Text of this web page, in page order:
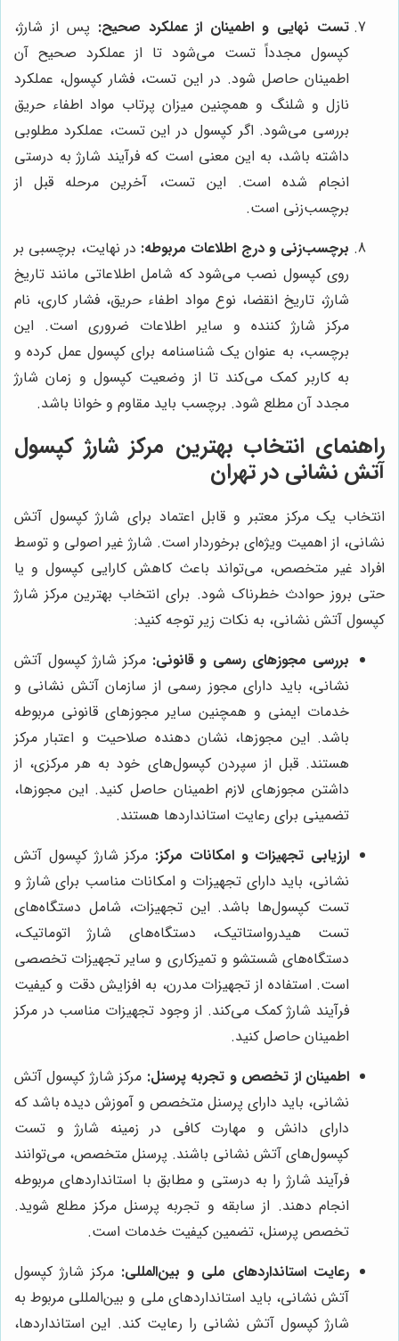
تست نهایی و اطمینان از عملکرد صحیح: پس از شارژ،
کپسول مجدداً تست می‌شود تا از عملکرد صحیح آن
اطمینان حاصل شود. در این تست، فشار کپسول، عملکرد
نازل و شلنگ و همچنین میزان پرتاب مواد اطفاء حریق
بررسی می‌شود. اگر کپسول در این تست، عملکرد مطلوبی
داشته باشد، به این معنی است که فرآیند شارژ به درستی
انجام شده است. این تست، آخرین مرحله قبل از
برچسب‌زنی است.
برچسب‌زنی و درج اطلاعات مربوطه: در نهایت، برچسبی بر
روی کپسول نصب می‌شود که شامل اطلاعاتی مانند تاریخ
شارژ، تاریخ انقضا، نوع مواد اطفاء حریق، فشار کاری، نام
مرکز شارژ کننده و سایر اطلاعات ضروری است. این
برچسب، به عنوان یک شناسنامه برای کپسول عمل کرده و
به کاربر کمک می‌کند تا از وضعیت کپسول و زمان شارژ
مجدد آن مطلع شود. برچسب باید مقاوم و خوانا باشد.
راهنمای انتخاب بهترین مرکز شارژ کپسول
آتش نشانی در تهران
انتخاب یک مرکز معتبر و قابل اعتماد برای شارژ کپسول آتش
نشانی، از اهمیت ویژه‌ای برخوردار است. شارژ غیر اصولی و توسط
افراد غیر متخصص، می‌تواند باعث کاهش کارایی کپسول و یا
حتی بروز حوادث خطرناک شود. برای انتخاب بهترین مرکز شارژ
کپسول آتش نشانی، به نکات زیر توجه کنید:
بررسی مجوزهای رسمی و قانونی: مرکز شارژ کپسول آتش
نشانی، باید دارای مجوز رسمی از سازمان آتش نشانی و
خدمات ایمنی و همچنین سایر مجوزهای قانونی مربوطه
باشد. این مجوزها، نشان دهنده صلاحیت و اعتبار مرکز
هستند. قبل از سپردن کپسول‌های خود به هر مرکزی، از
داشتن مجوزهای لازم اطمینان حاصل کنید. این مجوزها،
تضمینی برای رعایت استانداردها هستند.
ارزیابی تجهیزات و امکانات مرکز: مرکز شارژ کپسول آتش
نشانی، باید دارای تجهیزات و امکانات مناسب برای شارژ و
تست کپسول‌ها باشد. این تجهیزات، شامل دستگاه‌های
تست هیدرواستاتیک، دستگاه‌های شارژ اتوماتیک،
دستگاه‌های شستشو و تمیزکاری و سایر تجهیزات تخصصی
است. استفاده از تجهیزات مدرن، به افزایش دقت و کیفیت
فرآیند شارژ کمک می‌کند. از وجود تجهیزات مناسب در مرکز
اطمینان حاصل کنید.
اطمینان از تخصص و تجربه پرسنل: مرکز شارژ کپسول آتش
نشانی، باید دارای پرسنل متخصص و آموزش دیده باشد که
دارای دانش و مهارت کافی در زمینه شارژ و تست
کپسول‌های آتش نشانی باشند. پرسنل متخصص، می‌توانند
فرآیند شارژ را به درستی و مطابق با استانداردهای مربوطه
انجام دهند. از سابقه و تجربه پرسنل مرکز مطلع شوید.
تخصص پرسنل، تضمین کیفیت خدمات است.
رعایت استانداردهای ملی و بین‌المللی: مرکز شارژ کپسول
آتش نشانی، باید استانداردهای ملی و بین‌المللی مربوط به
شارژ کپسول آتش نشانی را رعایت کند. این استانداردها،